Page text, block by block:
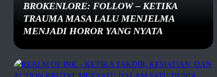
BROKENLORE: FOLLOW – KETIKA
TRAUMA MASA LALU MENJELMA
MENJADI HOROR YANG NYATA